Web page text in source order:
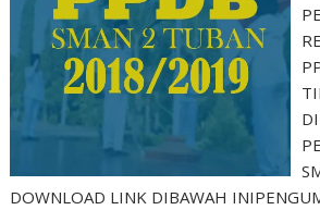
DOWNLOAD LINK DIBAWAH